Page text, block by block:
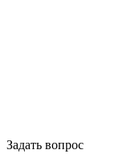
Задать вопрос